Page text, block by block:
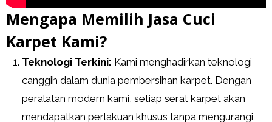
Mengapa Memilih Jasa Cuci
Karpet Kami?
Teknologi Terkini: Kami menghadirkan teknologi
canggih dalam dunia pembersihan karpet. Dengan
peralatan modern kami, setiap serat karpet akan
mendapatkan perlakuan khusus tanpa mengurangi